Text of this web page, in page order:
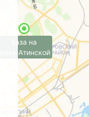
база на
Алма-Атинской